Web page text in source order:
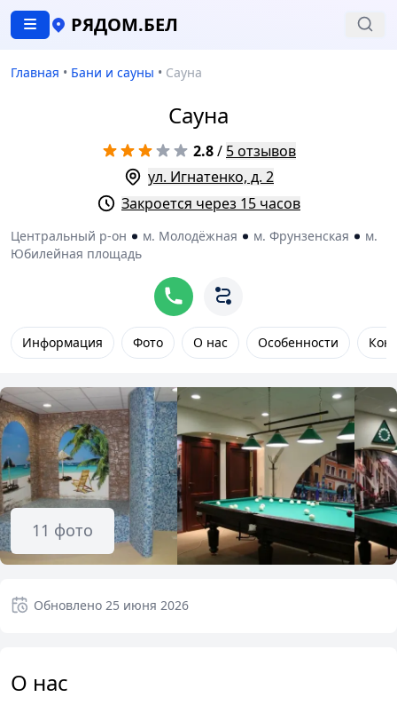
РЯДОМ.БЕЛ
Главная • Бани и сауны • Сауна
Сауна
2.8/ 5 отзывов
ул. Игнатенко, д. 2
Закроется через 15 часов
Центральный р-он м. Молодёжная м. Фрунзенская
м.
Юбилейная площадь
Информация Фото О нас Особенности
11 фото
Обновлено 25 июня 2026
О нас